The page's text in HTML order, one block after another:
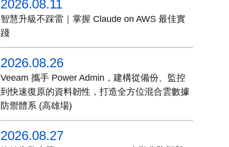
2026.08.11
智慧升級不踩雷｜掌握 Claude on AWS 最佳實
踐
2026.08.26
Veeam 攜手 Power Admin，建構從備份、監控
到快速復原的資料韌性，打造全方位混合雲數據
防禦體系 (高雄場)
2026.08.27